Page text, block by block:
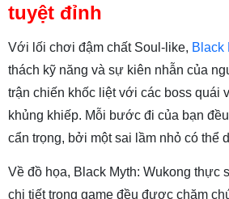
tuyệt đỉnh
Với lối chơi đậm chất Soul-like, Black
thách kỹ năng và sự kiên nhẫn của
trận chiến khốc liệt với các boss quái
khủng khiếp. Mỗi bước đi của bạn
cẩn trọng, bởi một sai lầm nhỏ có thể
Về đồ họa, Black Myth: Wukong thực
chi tiết trong game đều được chăm